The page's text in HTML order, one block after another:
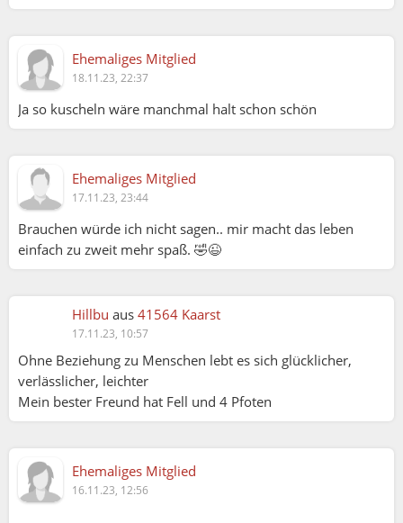
Ehemaliges Mitglied
18.11.23, 22:37
Ja so kuscheln wäre manchmal halt schon schön
Ehemaliges Mitglied
17.11.23, 23:44
Brauchen würde ich nicht sagen.. mir macht das leben
einfach zu zweit mehr spaß. 🤣😉
Hillbu aus 41564 Kaarst
17.11.23, 10:57
Ohne Beziehung zu Menschen lebt es sich glücklicher,
verlässlicher, leichter
Mein bester Freund hat Fell und 4 Pfoten
Ehemaliges Mitglied
16.11.23, 12:56
Michael: